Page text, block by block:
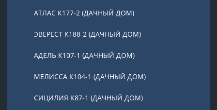
АТЛАС К177-2 (ДАЧНЫЙ ДОМ)
ЭВЕРЕСТ К188-2 (ДАЧНЫЙ ДОМ)
АДЕЛЬ К107-1 (ДАЧНЫЙ ДОМ)
МЕЛИССА К104-1 (ДАЧНЫЙ ДОМ)
СИЦИЛИЯ К87-1 (ДАЧНЫЙ ДОМ)